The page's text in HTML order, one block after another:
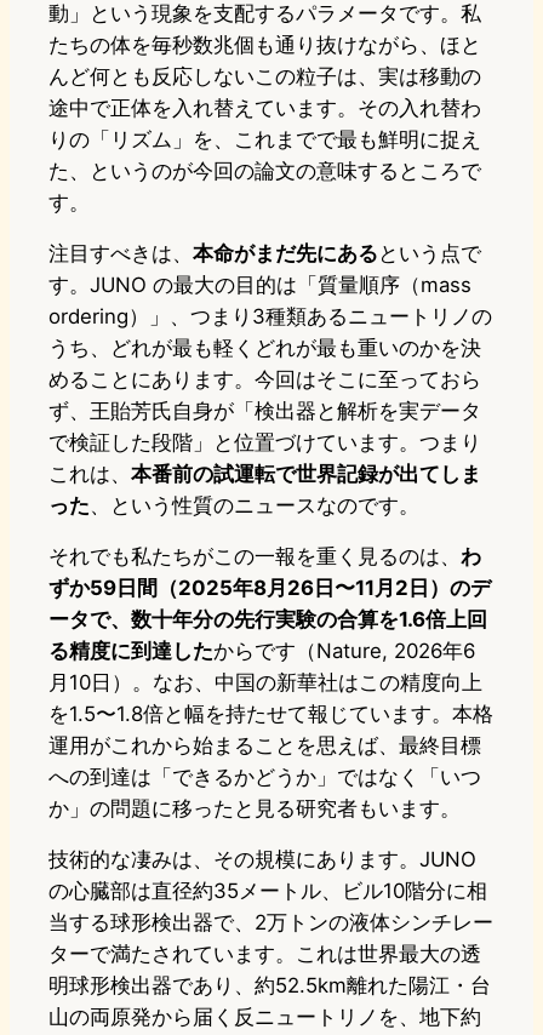
動」という現象を支配するパラメータです。私
たちの体を毎秒数兆個も通り抜けながら、ほと
んど何とも反応しないこの粒子は、実は移動の
途中で正体を入れ替えています。その入れ替わ
りの「リズム」を、これまでで最も鮮明に捉え
た、というのが今回の論文の意味するところで
す。
注目すべきは、 本命がまだ先にある という点で
す。JUNO の最大の目的は「質量順序（mass
ordering）」、つまり3種類あるニュートリノの
うち、どれが最も軽くどれが最も重いのかを決
めることにあります。今回はそこに至っておら
ず、王貽芳氏自身が「検出器と解析を実データ
で検証した段階」と位置づけています。つまり
これは、 本番前の試運転で世界記録が出てしま
った、という性質のニュースなのです。
それでも私たちがこの一報を重く見るのは、 わ
ずか59日間（2025年8月26日〜11月2日）のデ
ータで、数十年分の先行実験の合算を1.6倍上回
る精度に到達したからです（Nature, 2026年6
月10日）。なお、中国の新華社はこの精度向上
を1.5〜1.8倍と幅を持たせて報じています。本格
運用がこれから始まることを思えば、最終目標
への到達は「できるかどうか」ではなく「いつ
か」の問題に移ったと見る研究者もいます。
技術的な凄みは、その規模にあります。JUNO
の心臓部は直径約35メートル、ビル10階分に相
当する球形検出器で、2万トンの液体シンチレー
ターで満たされています。これは世界最大の透
明球形検出器であり、約52.5km離れた陽江・台
山の両原発から届く反ニュートリノを、地下約